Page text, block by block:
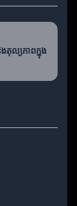
តុល្យភាពក្នុង